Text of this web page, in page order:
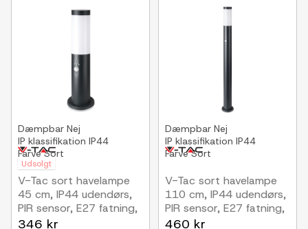
Udsolgt
Dæmpbar Nej
IP klassifikation IP44
FarveSort
V-Tac sort havelampe
45 cm, IP44 udendørs,
PIR sensor, E27 fatning,
uden lyskilde
346 kr
Dæmpbar Nej
IP klassifikation IP44
FarveSort
V-Tac sort havelampe
110 cm, IP44 udendørs,
PIR sensor, E27 fatning,
uden lyskilde
460 kr